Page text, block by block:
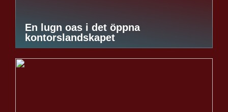
En lugn oas i det öppna
kontorslandskapet